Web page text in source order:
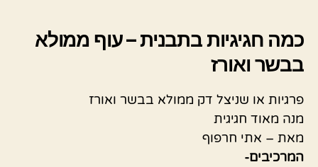
כמה חגיגיות בתבנית – עוף ממולא
בבשר ואורז
פרגיות או שניצל דק ממולא בבשר ואורז
מנה מאוד חגיגית
מאת – אתי חרפוף
המרכיבים-